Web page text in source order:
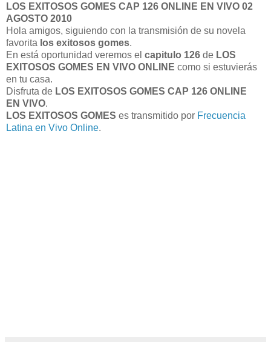
LOS EXITOSOS GOMES CAP 126 ONLINE EN VIVO 02
AGOSTO 2010
Hola amigos, siguiendo con la transmisión de su novela
favorita los exitosos gomes.
En está oportunidad veremos el capitulo 126 de LOS
EXITOSOS GOMES EN VIVO ONLINE como si estuvierás
en tu casa.
Disfruta de LOS EXITOSOS GOMES CAP 126 ONLINE
EN VIVO.
LOS EXITOSOS GOMES es transmitido por Frecuencia
Latina en Vivo Online.